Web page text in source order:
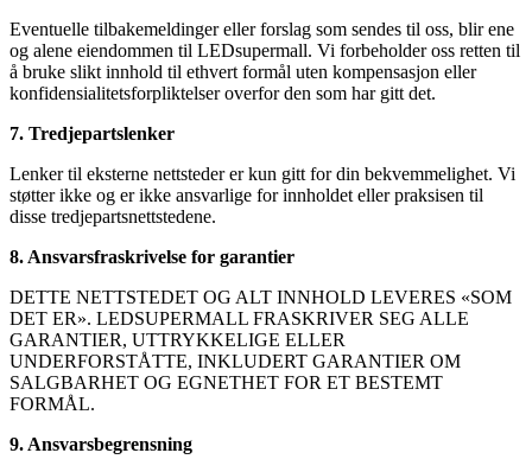
Eventuelle tilbakemeldinger eller forslag som sendes til oss, blir ene
og alene eiendommen til LEDsupermall. Vi forbeholder oss retten til
å bruke slikt innhold til ethvert formål uten kompensasjon eller
konfidensialitetsforpliktelser overfor den som har gitt det.
7. Tredjepartslenker
Lenker til eksterne nettsteder er kun gitt for din bekvemmelighet. Vi
støtter ikke og er ikke ansvarlige for innholdet eller praksisen til
disse tredjepartsnettstedene.
8. Ansvarsfraskrivelse for garantier
DETTE NETTSTEDET OG ALT INNHOLD LEVERES «SOM
DET ER». LEDSUPERMALL FRASKRIVER SEG ALLE
GARANTIER, UTTRYKKELIGE ELLER
UNDERFORSTÅTTE, INKLUDERT GARANTIER OM
SALGBARHET OG EGNETHET FOR ET BESTEMT
FORMÅL.
9. Ansvarsbegrensning